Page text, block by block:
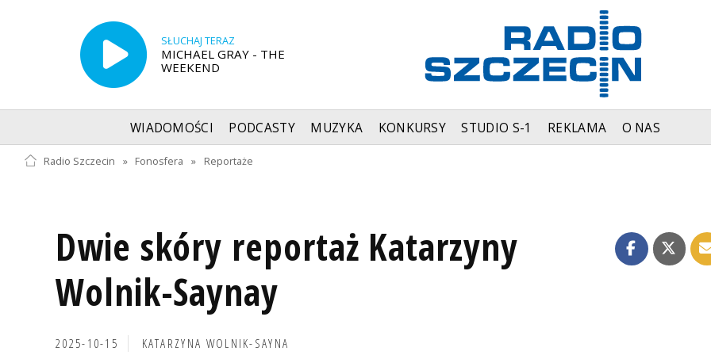
SŁUCHAJ TERAZ
MICHAEL GRAY - THE
WEEKEND
WIADOMOŚCI PODCASTY MUZYKA KONKURSY STUDIO S-1 REKLAMA O NAS
Radio Szczecin » Fonosfera » Reportaże
Dwie skóry reportaż Katarzyny
Wolnik-Saynay
2025-10-15 KATARZYNA WOLNIK-SAYNA